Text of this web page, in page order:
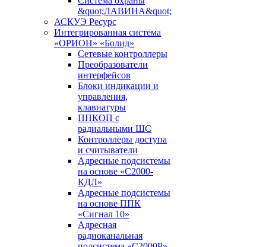
&quot;ЛАВИНА&quot;
АСКУЭ Ресурс
Интегрированная система
«ОРИОН» «Болид»
Сетевые контроллеры
Преобразователи
интерфейсов
Блоки индикации и
управления,
клавиатуры
ППКОП с
радиальными ШС
Контроллеры доступа
и считыватели
Адресные подсистемы
на основе «С2000-
КДЛ»
Адресные подсистемы
на основе ППК
«Сигнал 10»
Адресная
радиоканальная